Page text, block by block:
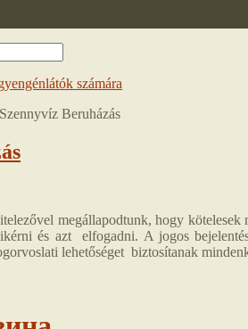
Szennyvíz Beruházás
megállapodtunk, hogy kötelesek
és azt elfogadni. A jogos
lehetőséget biztosítanak